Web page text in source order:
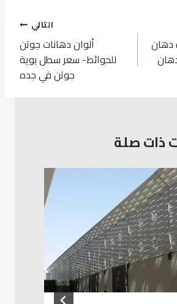
دهان
التالي
ألوان دهانات جوتن
للحوائط- سعر سطل بوية
جوتن في جده
ذات صلة